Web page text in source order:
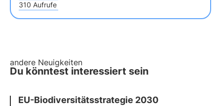
310 Aufrufe
andere Neuigkeiten
Du könntest interessiert sein
EU-Biodiversitätsstrategie 2030